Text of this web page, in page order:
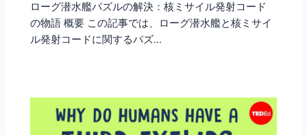
ローグ潜水艦パズルの解決：核ミサイル発射コード
の物語 概要 この記事では、ローグ潜水艦と核ミサイ
ル発射コードに関するパズ…